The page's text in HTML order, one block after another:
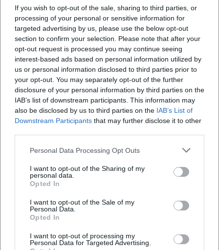
If you wish to opt-out of the sale, sharing to third parties, or
processing of your personal or sensitive information for
targeted advertising by us, please use the below opt-out
section to confirm your selection. Please note that after your
opt-out request is processed you may continue seeing
interest-based ads based on personal information utilized by
us or personal information disclosed to third parties prior to
your opt-out. You may separately opt-out of the further
disclosure of your personal information by third parties on the
IAB’s list of downstream participants. This information may
also be disclosed by us to third parties on the IAB’s List of
Downstream Participants that may further disclose it to other
Personal Data Processing Opt Outs
I want to opt-out of the Sharing of my
personal data.
Opted In
I want to opt-out of the Sale of my
Personal Data.
Opted In
I want to opt-out of processing my
Personal Data for Targeted Advertising.
Häufig gestellte Fragen
Wann genau findet das Konzert statt?
Wo ist das Jahnstadion gelegen?
Was ist von dem Konzert zu erwarten?
Wie viel kosten die Tickets?
Ist der Zugang barrierefrei?
Findet das Konzert bei jedem Wetter statt?